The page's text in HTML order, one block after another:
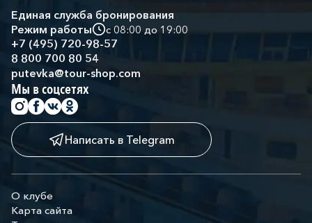
Единая служба бронирования
Режим работы
с 08:00 до 19:00
+7 (495) 720-98-57
8 800 700 80 54
putevka@tour-shop.com
Мы в соцсетях
Написать в Telegram
О клубе
Карта сайта